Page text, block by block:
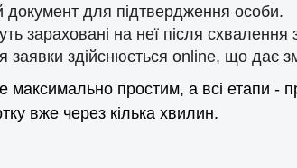
для підтвердження особи.
зараховані на неї після схвалення
заявки здійснюється online, що дає
простим, а всі етапи -
вже через кілька хвилин.